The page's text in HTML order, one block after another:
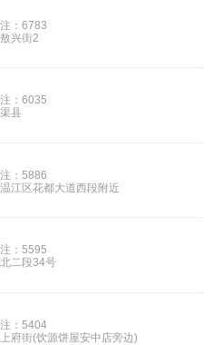
：6783
兴街2
：6035
县
：5886
江区花都大道西段附近
：5595
二段34号
：5404
府街(饮源饼屋安中店旁边)